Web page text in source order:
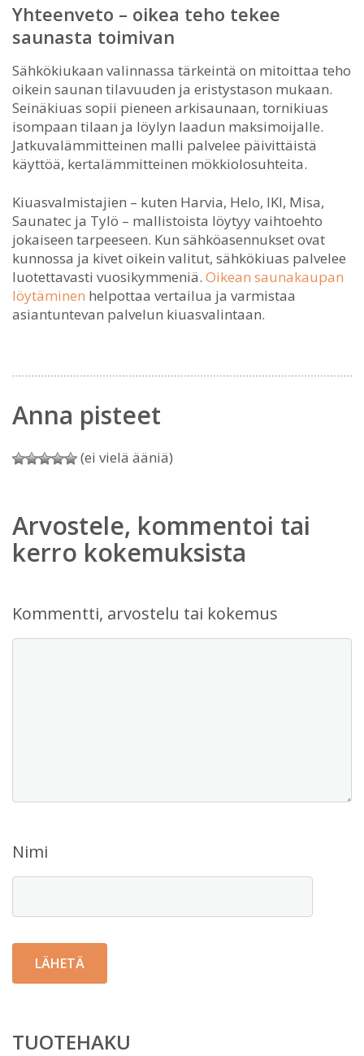
Yhteenveto – oikea teho tekee
saunasta toimivan
Sähkökiukaan valinnassa tärkeintä on mitoittaa teho
oikein saunan tilavuuden ja eristystason mukaan.
Seinäkiuas sopii pieneen arkisaunaan, tornikiuas
isompaan tilaan ja löylyn laadun maksimoijalle.
Jatkuvalämmitteinen malli palvelee päivittäistä
käyttöä, kertalämmitteinen mökkiolosuhteita.
Kiuasvalmistajien – kuten Harvia, Helo, IKI, Misa,
Saunatec ja Tylö – mallistoista löytyy vaihtoehto
jokaiseen tarpeeseen. Kun sähköasennukset ovat
kunnossa ja kivet oikein valitut, sähkökiuas palvelee
luotettavasti vuosikymmeniä. Oikean saunakaupan
löytäminen helpottaa vertailua ja varmistaa
asiantuntevan palvelun kiuasvalintaan.
Anna pisteet
(ei vielä ääniä)
Arvostele, kommentoi tai
kerro kokemuksista
Kommentti, arvostelu tai kokemus
Nimi
TUOTEHAKU